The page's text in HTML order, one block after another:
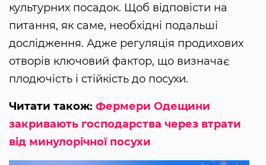
культурних посадок. Щоб відповісти на
питання, як саме, необхідні подальші
дослідження. Адже регуляція продихових
отворів ключовий фактор, що визначає
плодючість і стійкість до посухи.
Читати також: Фермери Одещини
закривають господарства через втрати
від минулорічної посухи